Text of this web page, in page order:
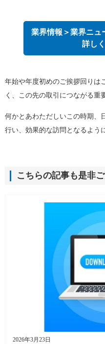
業界情報＞業界ニュ
詳し
年始や年度初めのご挨拶回りは
く、この先の取引につながる重
何かとあわただしいこの時期、
行い、効果的な訪問となるよう
こちらの記事も是非
2026年3月23日